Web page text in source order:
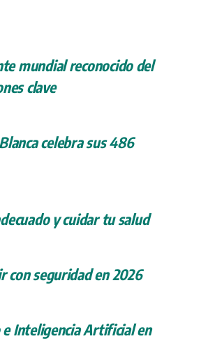
mundial reconocido del
clave
celebra sus 486
y cuidar tu salud
con seguridad en 2026
Inteligencia Artificial en